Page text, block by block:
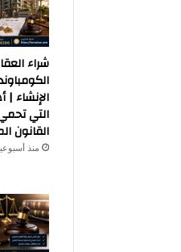
شراء
الإنشاء |
التي
القانون
منذ